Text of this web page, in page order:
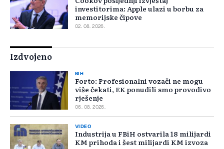
investitorima: Apple ulazi u borbu za
memorijske čipove
02. 08. 2026.
Izdvojeno
BIH
Forto: Profesionalni vozači ne mogu
više čekati, EK ponudili smo provodivo
rješenje
06. 08. 2026.
VIDEO
Industrija u FBiH ostvarila 18 milijardi
KM prihoda i šest milijardi KM izvoza